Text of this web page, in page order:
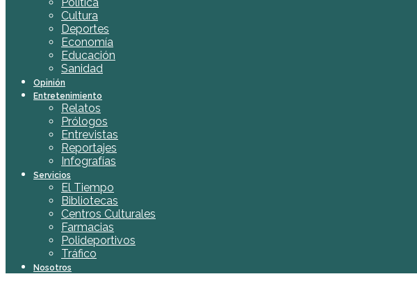
Cultura
Deportes
Economía
Educación
Sanidad
Opinión
Entretenimiento
Relatos
Prólogos
Entrevistas
Reportajes
Infografías
Servicios
El Tiempo
Bibliotecas
Centros Culturales
Farmacias
Polideportivos
Tráfico
Nosotros